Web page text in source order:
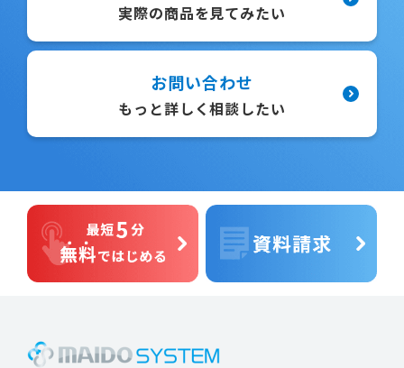
実際の商品を見てみたい
お問い合わせ
もっと詳しく相談したい